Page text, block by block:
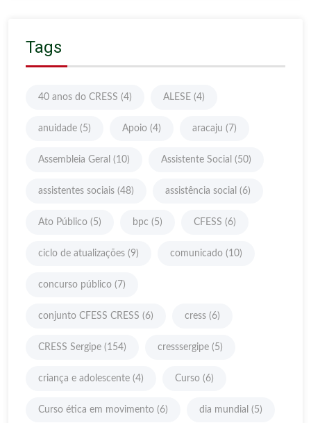
Tags
40 anos do CRESS (4) ALESE (4)
anuidade (5) Apoio (4) aracaju (7)
Assembleia Geral (10) Assistente Social (50)
assistentes sociais (48) assistência social (6)
Ato Público (5) bpc (5) CFESS (6)
ciclo de atualizações (9) comunicado (10)
concurso público (7)
conjunto CFESS CRESS (6) cress (6)
CRESS Sergipe (154) cresssergipe (5)
criança e adolescente (4) Curso (6)
Curso ética em movimento (6) dia mundial (5)